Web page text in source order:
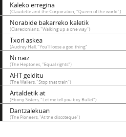
Kaleko erregina
(Claudette and the Corporation, "Queen of the world")
Norabide bakarreko kaletik
(Claredonians, "Walking up a one way")
Txori askea
(Audrey Hall, "You'll loose a god thing"
Ni naiz
(The Heptones, "Equal rights")
AHT gelditu
(The Wailers, "Stop that train")
Artaldetik at
(Ebony Sisters, "Let me tell you boy Bullet")
Dantzalekuan
(The Pioneers, "At the discoteque")